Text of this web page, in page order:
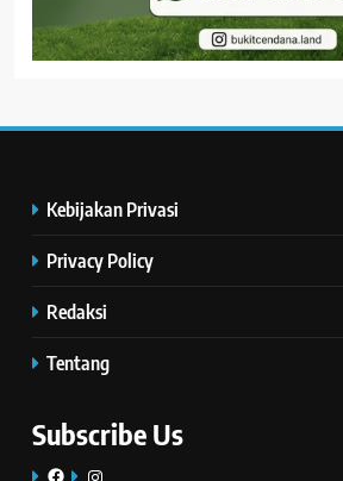
Kebijakan Privasi
Privacy Policy
Redaksi
Tentang
Subscribe Us